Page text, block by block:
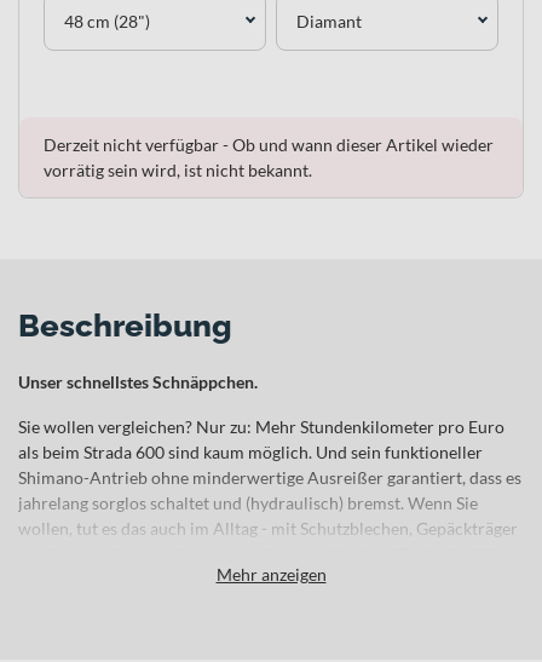
48 cm (28") Diamant
Derzeit nicht verfügbar - Ob und wann dieser Artikel wieder
vorrätig sein wird, ist nicht bekannt.
Beschreibung
Unser schnellstes Schnäppchen.
Sie wollen vergleichen? Nur zu: Mehr Stundenkilometer pro Euro
als beim Strada 600 sind kaum möglich. Und sein funktioneller
Shimano-Antrieb ohne minderwertige Ausreißer garantiert, dass es
jahrelang sorglos schaltet und (hydraulisch) bremst. Wenn Sie
wollen, tut es das auch im Alltag - mit Schutzblechen, Gepäckträger
Mehr anzeigen